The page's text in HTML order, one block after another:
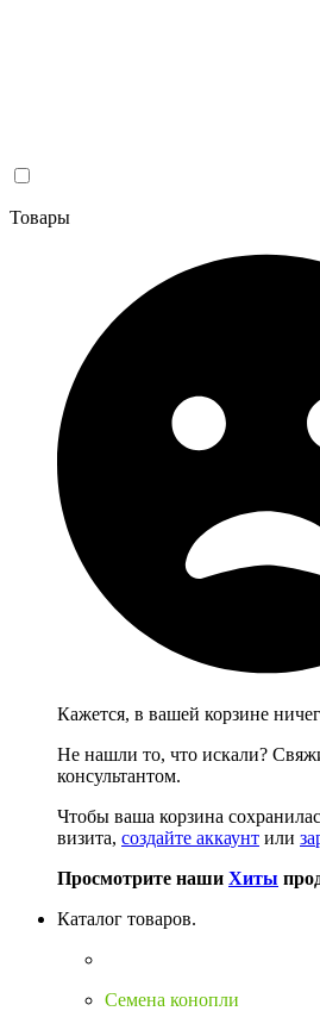
Товары
Кажется, в вашей корзине
Не нашли то, что искали?
консультантом.
Чтобы ваша корзина
визита, создайте аккаунт или
Просмотрите наши Хиты
Каталог товаров.
Семена конопли